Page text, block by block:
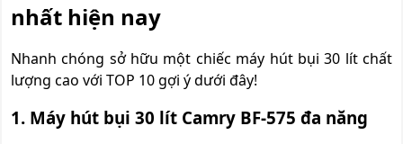
nhất hiện nay
Nhanh chóng sở hữu một chiếc máy hút bụi 30 lít chất
lượng cao với TOP 10 gợi ý dưới đây!
1. Máy hút bụi 30 lít Camry BF-575 đa năng